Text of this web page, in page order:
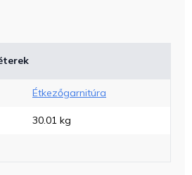
Étkezőgarnitúra
30.01 kg